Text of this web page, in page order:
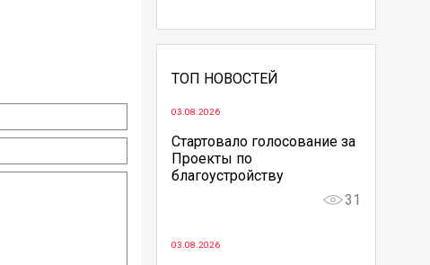
ТОП НОВОСТЕЙ
03.08.2026
Стартовало голосование за
Проекты по
благоустройству
31
03.08.2026